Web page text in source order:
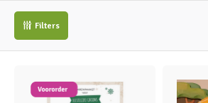
Filters